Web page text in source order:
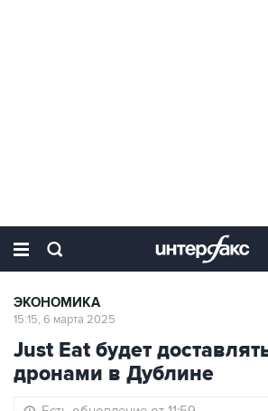
ЭКОНОМИКА
15:15, 6 марта 2025
Just Eat будет
дронами в Дублине